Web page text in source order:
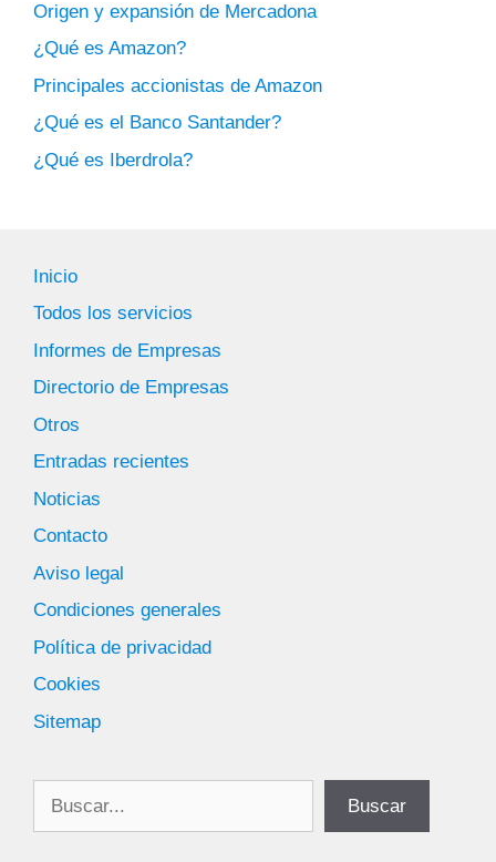
Origen y expansión de Mercadona
¿Qué es Amazon?
Principales accionistas de Amazon
¿Qué es el Banco Santander?
¿Qué es Iberdrola?
Inicio
Todos los servicios
Informes de Empresas
Directorio de Empresas
Otros
Entradas recientes
Noticias
Contacto
Aviso legal
Condiciones generales
Política de privacidad
Cookies
Sitemap
Buscar